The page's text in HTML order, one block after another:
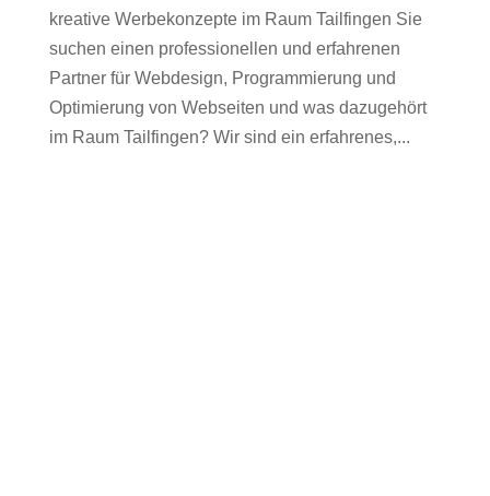
kreative Werbekonzepte im Raum Tailfingen Sie
suchen einen professionellen und erfahrenen
Partner für Webdesign, Programmierung und
Optimierung von Webseiten und was dazugehört
im Raum Tailfingen? Wir sind ein erfahrenes,...